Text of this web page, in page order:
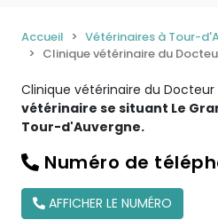
Accueil
Vétérinaires à Tour-
Clinique vétérinaire du
Clinique vétérinaire du
vétérinaire se situant Le
Tour-d'Auvergne.
Numéro de
AFFICHER LE NUMÉRO